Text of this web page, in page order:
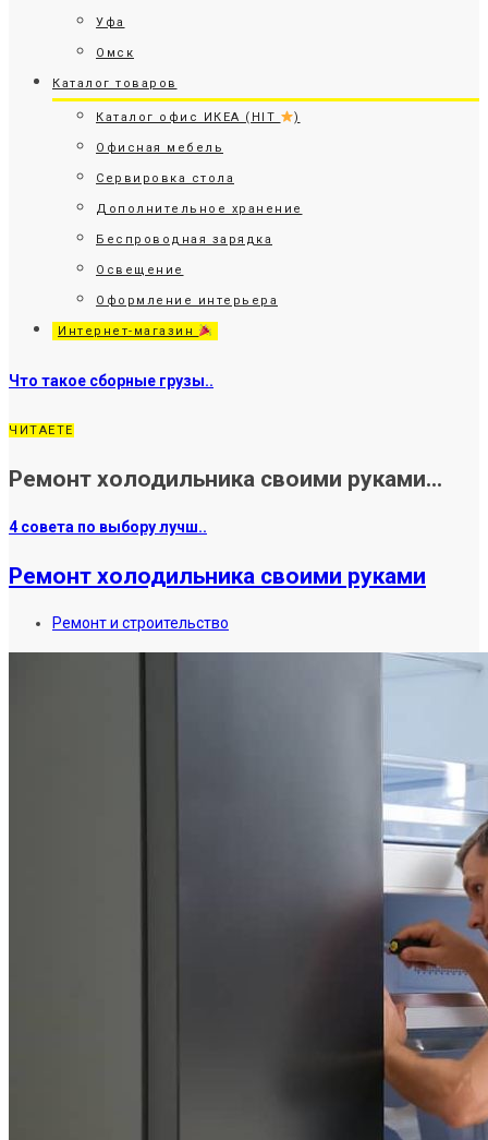
Уфа
Омск
Каталог товаров
Каталог офис ИКЕА (HIT )
Офисная мебель
Сервировка стола
Дополнительное хранение
Беспроводная зарядка
Освещение
Оформление интерьера
Интернет-магазин
Что такое сборные грузы..
ЧИТАЕТЕ
Ремонт холодильника своими руками...
4 совета по выбору лучш..
Ремонт холодильника своими руками
Ремонт и строительство